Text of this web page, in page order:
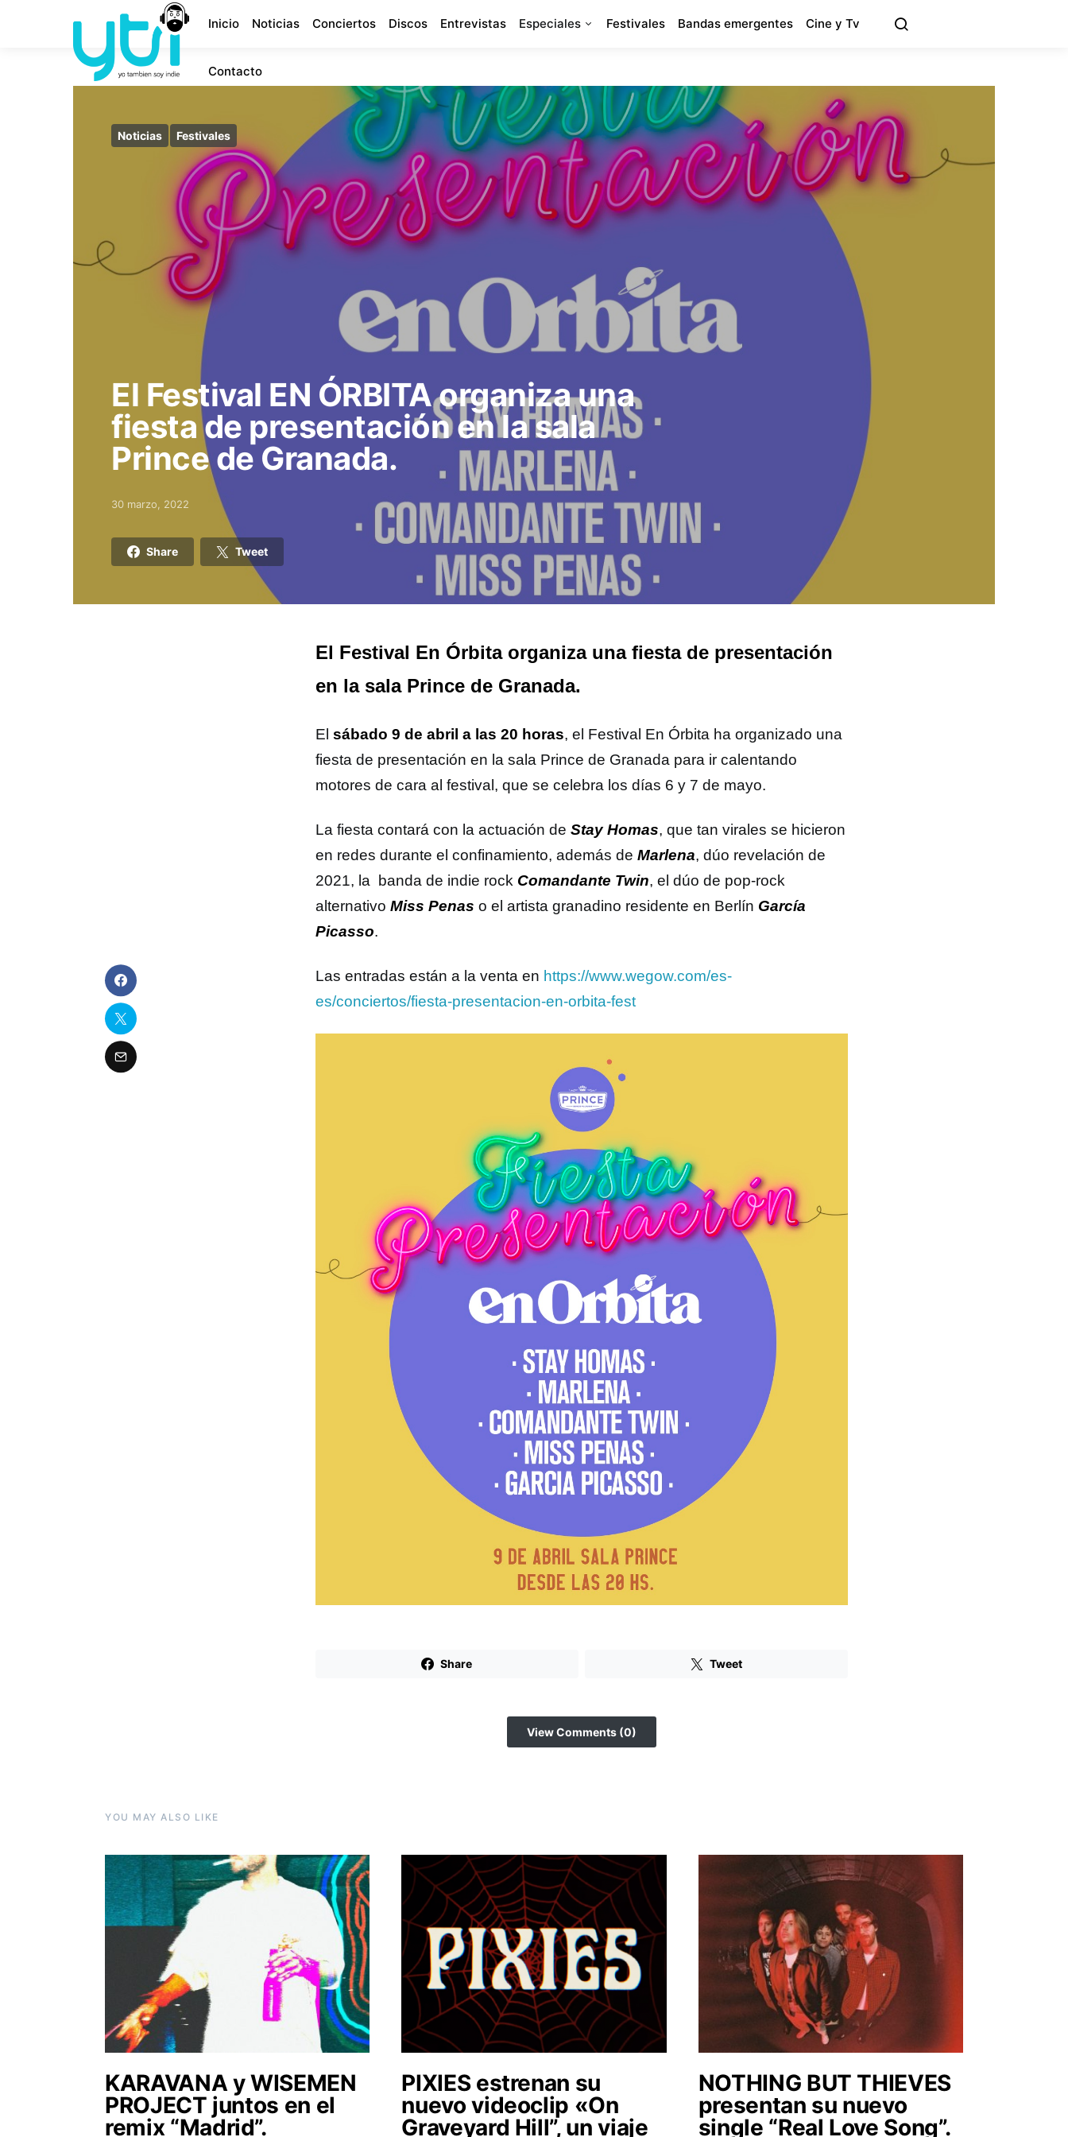
Inicio Noticias Conciertos Discos Entrevistas Especiales Festivales Bandas emergentes Cine y Tv
Contacto
Noticias Festivales
El Festival EN ÓRBITA organiza una
fiesta de presentación en la sala
Prince de Granada.
Posted on
30 marzo, 2022
Share Tweet
El Festival En Órbita organiza una fiesta de presentación
en la sala Prince de Granada.
El sábado 9 de abril a las 20 horas, el Festival En Órbita ha organizado una
fiesta de presentación en la sala Prince de Granada para ir calentando
motores de cara al festival, que se celebra los días 6 y 7 de mayo.
La fiesta contará con la actuación de Stay Homas, que tan virales se hicieron
en redes durante el confinamiento, además de Marlena, dúo revelación de
2021, la banda de indie rock Comandante Twin, el dúo de pop-rock
alternativo Miss Penas o el artista granadino residente en Berlín García
Picasso.
Las entradas están a la venta en https://www.wegow.com/es-
es/conciertos/fiesta-presentacion-en-orbita-fest
Share Tweet
View Comments (0)
YOU MAY ALSO LIKE
KARAVANA y WISEMEN
PROJECT juntos en el
remix “Madrid”.
PIXIES estrenan su
nuevo videoclip «On
Graveyard Hill”, un viaje
NOTHING BUT THIEVES
presentan su nuevo
single “Real Love Song”.